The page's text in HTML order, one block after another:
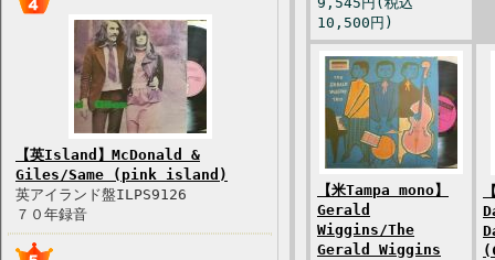
【英Island】McDonald &
Giles/Same (pink island)
英アイランド盤ILPS9126
７０年録音
10,500円)
【米Tampa mono】
Gerald
Wiggins/The
Gerald Wiggins